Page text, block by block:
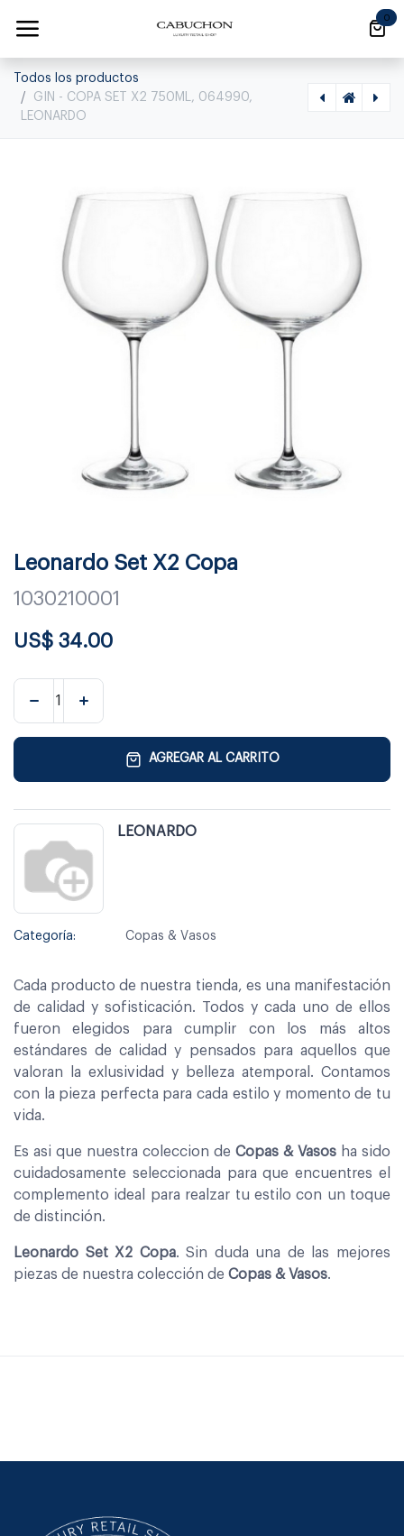
0
Todos los productos
GIN - COPA SET X2 750ML, 064990,
LEONARDO
Leonardo Set X2 Copa
1030210001
US$ 34.00
AGREGAR AL CARRITO
LEONARDO
Categoría: Copas & Vasos
Cada producto de nuestra tienda, es una manifestación
de calidad y sofisticación. Todos y cada uno de ellos
fueron elegidos para cumplir con los más altos
estándares de calidad y pensados para aquellos que
valoran la exlusividad y belleza atemporal. Contamos
con la pieza perfecta para cada estilo y momento de tu
vida.
Es asi que nuestra coleccion de Copas & Vasos ha sido
cuidadosamente seleccionada para que encuentres el
complemento ideal para realzar tu estilo con un toque
de distinción.
Leonardo Set X2 Copa. Sin duda una de las mejores
piezas de nuestra colección de Copas & Vasos.